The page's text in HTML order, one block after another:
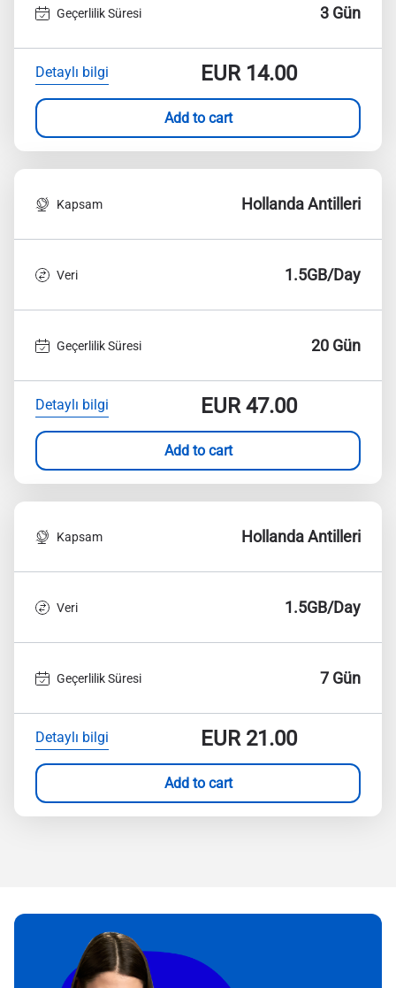
Geçerlilik Süresi 3 Gün
Detaylı bilgi EUR14.00
Add to cart
Kapsam Hollanda Antilleri
Veri 1.5GB/Day
Geçerlilik Süresi 20 Gün
Detaylı bilgi EUR47.00
Add to cart
Kapsam Hollanda Antilleri
Veri 1.5GB/Day
Geçerlilik Süresi 7 Gün
Detaylı bilgi EUR21.00
Add to cart